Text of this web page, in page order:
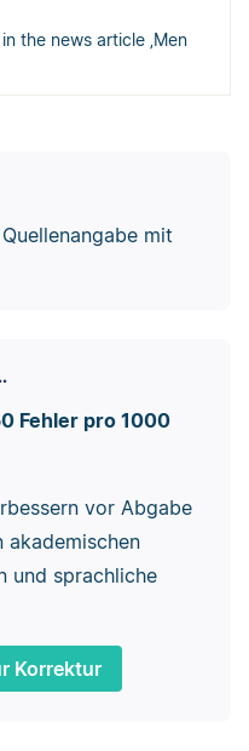
the news article ‚Men
mit
Fehler pro 1000
vor Abgabe
akademischen
und sprachliche
Korrektur